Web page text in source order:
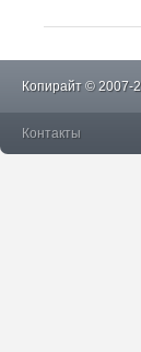
Копирайт © 2007-
Контакты